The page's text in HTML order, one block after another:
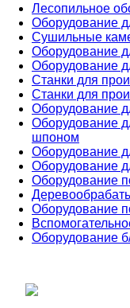
Лесопильное
Оборудование
Сушильные
Оборудование
Оборудование
Станки для
Станки для
Оборудование
Оборудование
шпоном
Оборудование
Оборудование
Оборудование
Оборудование
Оборудование